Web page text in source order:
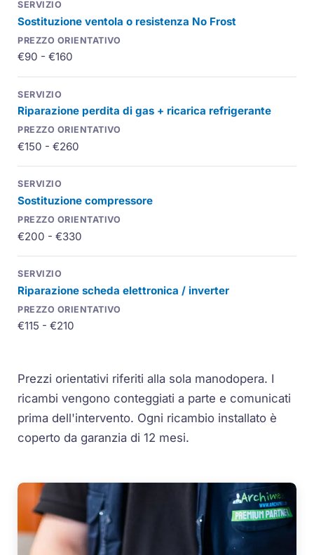
Sostituzione ventola o resistenza No Frost
€90 - €160
Riparazione perdita di gas + ricarica refrigerante
€150 - €260
Sostituzione compressore
€200 - €330
Riparazione scheda elettronica / inverter
€115 - €210
Prezzi orientativi riferiti alla sola manodopera. I
ricambi vengono conteggiati a parte e comunicati
prima dell'intervento. Ogni ricambio installato è
coperto da garanzia di 12 mesi.